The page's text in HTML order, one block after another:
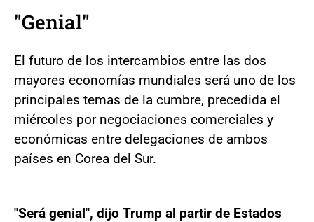
"Genial"
El futuro de los intercambios entre las dos
mayores economías mundiales será uno de los
principales temas de la cumbre, precedida el
miércoles por negociaciones comerciales y
económicas entre delegaciones de ambos
países en Corea del Sur.
"Será genial", dijo Trump al partir de Estados